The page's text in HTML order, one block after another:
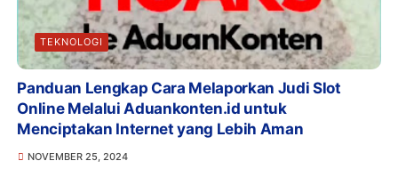
TEKNOLOGI
Panduan Lengkap Cara Melaporkan Judi Slot
Online Melalui Aduankonten.id untuk
Menciptakan Internet yang Lebih Aman
NOVEMBER 25, 2024